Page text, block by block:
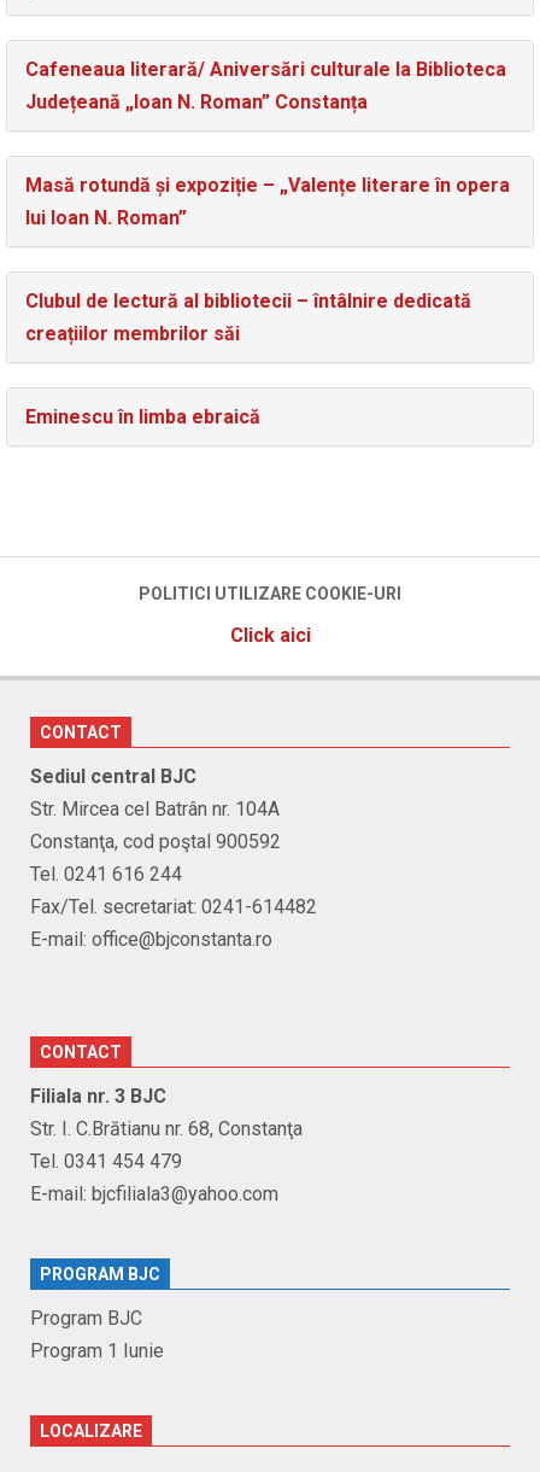
Cafeneaua literară/ Aniversări culturale la Biblioteca
Județeană „Ioan N. Roman” Constanța
Masă rotundă și expoziție – „Valențe literare în opera
lui Ioan N. Roman”
Clubul de lectură al bibliotecii – întâlnire dedicată
creațiilor membrilor săi
Eminescu în limba ebraică
POLITICI UTILIZARE COOKIE-URI
Click aici
CONTACT
Sediul central BJC
Str. Mircea cel Batrân nr. 104A
Constanţa, cod poştal 900592
Tel. 0241 616 244
Fax/Tel. secretariat: 0241-614482
E-mail: office@bjconstanta.ro
CONTACT
Filiala nr. 3 BJC
Str. I. C.Brătianu nr. 68, Constanţa
Tel. 0341 454 479
E-mail: bjcfiliala3@yahoo.com
PROGRAM BJC
Program BJC
Program 1 Iunie
LOCALIZARE